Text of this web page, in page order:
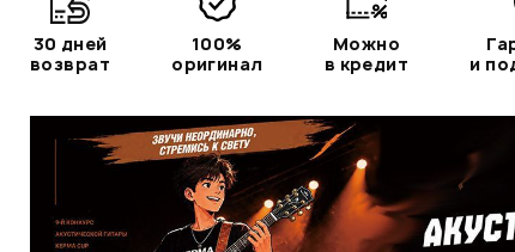
30 дней
возврат
100%
оригинал
Можно
в кредит
и